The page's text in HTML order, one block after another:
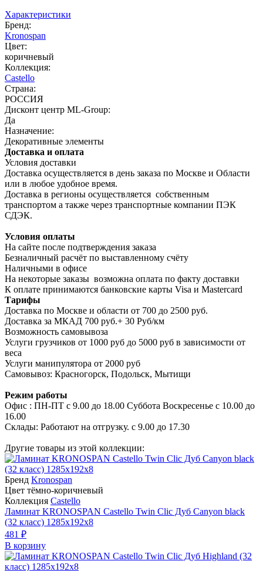
Характеристики
Бренд:
Kronospan
Цвет:
коричневый
Коллекция:
Castello
Страна:
РОССИЯ
Дисконт центр ML-Group:
Да
Назначение:
Декоративные элементы
Доставка и оплата
Условия доставки
Доставка осуществляется в день заказа по Москве и Области
или в любое удобное время.
Доставка в регионы осуществляется собственным
транспортом а также через транспортные компании ПЭК
СДЭК.
Условия оплаты
На сайте после подтверждения заказа
Безналичный расчёт по выставленному счёту
Наличными в офисе
На некоторые заказы возможна оплата по факту доставки
К оплате принимаются банковские карты Visa и Masterсard
Тарифы
Доставка по Москве и области от 700 до 2500 руб.
Доставка за МКАД 700 руб.+ 30 Руб/км
Возможность самовывоза
Услуги грузчиков от 1000 руб до 5000 руб в зависимости от
веса
Услуги манипулятора от 2000 руб
Самовывоз: Красногорск, Подольск, Мытищи
Режим работы
Офис : ПН-ПТ с 9.00 до 18.00 Суббота Воскресенье с 10.00 до
16.00
Склады: Работают на отгрузку. с 9.00 до 17.30
Другие товары из этой коллекции:
Бренд Kronospan
Цвет тёмно-коричневый
Коллекция Castello
Ламинат KRONOSPAN Castello Twin Clic Дуб Canyon black
(32 класс) 1285х192х8
481 ₽
В корзину